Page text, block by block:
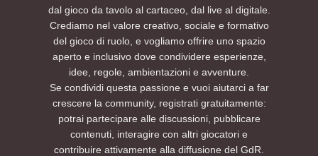
dal gioco da tavolo al cartaceo, dal live al digitale.
Crediamo nel valore creativo, sociale e formativo
del gioco di ruolo, e vogliamo offrire uno spazio
aperto e inclusivo dove condividere esperienze,
idee, regole, ambientazioni e avventure.
Se condividi questa passione e vuoi aiutarci a far
crescere la community, registrati gratuitamente:
potrai partecipare alle discussioni, pubblicare
contenuti, interagire con altri giocatori e
contribuire attivamente alla diffusione del GdR.